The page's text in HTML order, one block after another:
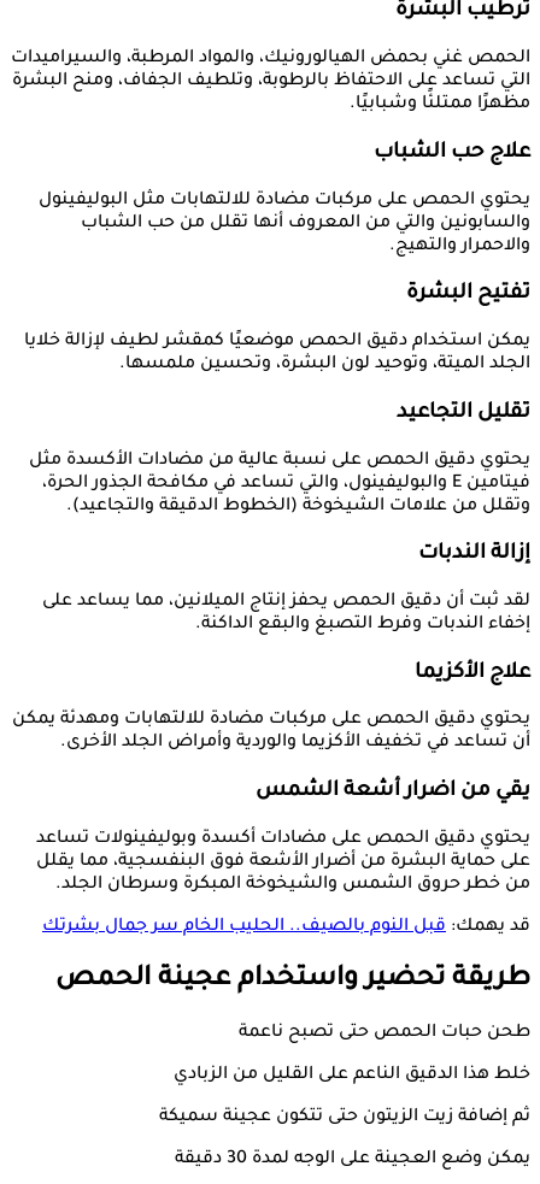
ترطيب البشرة
الحمص غني بحمض الهيالورونيك، والمواد المرطبة، والسيراميدات
التي تساعد على الاحتفاظ بالرطوبة، وتلطيف الجفاف، ومنح البشرة
مظهرًا ممتلئًا وشبابيًا.
علاج حب الشباب
يحتوي الحمص على مركبات مضادة للالتهابات مثل البوليفينول
والسابونين والتي من المعروف أنها تقلل من حب الشباب
والاحمرار والتهيج.
تفتيح البشرة
يمكن استخدام دقيق الحمص موضعيًا كمقشر لطيف لإزالة خلايا
الجلد الميتة، وتوحيد لون البشرة، وتحسين ملمسها.
تقليل التجاعيد
يحتوي دقيق الحمص على نسبة عالية من مضادات الأكسدة مثل
فيتامين E والبوليفينول، والتي تساعد في مكافحة الجذور الحرة،
وتقلل من علامات الشيخوخة (الخطوط الدقيقة والتجاعيد).
إزالة الندبات
لقد ثبت أن دقيق الحمص يحفز إنتاج الميلانين، مما يساعد على
إخفاء الندبات وفرط التصبغ والبقع الداكنة.
علاج الأكزيما
يحتوي دقيق الحمص على مركبات مضادة للالتهابات ومهدئة يمكن
أن تساعد في تخفيف الأكزيما والوردية وأمراض الجلد الأخرى.
يقي من اضرار أشعة الشمس
يحتوي دقيق الحمص على مضادات أكسدة وبوليفينولات تساعد
على حماية البشرة من أضرار الأشعة فوق البنفسجية، مما يقلل
من خطر حروق الشمس والشيخوخة المبكرة وسرطان الجلد.
قد يهمك: قبل النوم بالصيف.. الحليب الخام سر جمال بشرتك
طريقة تحضير واستخدام عجينة الحمص
طحن حبات الحمص حتى تصبح ناعمة
خلط هذا الدقيق الناعم على القليل من الزبادي
ثم إضافة زيت الزيتون حتى تتكون عجينة سميكة
يمكن وضع العجينة على الوجه لمدة 30 دقيقة